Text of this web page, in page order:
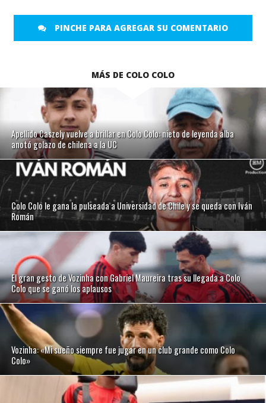
PINCHE PARA AGREGAR SU COMENTARIO
MÁS DE COLO COLO
Apellido Caszely vuelve a brillar en Colo Colo: nieto de leyenda alba
anotó golazo de chilena a la UC
Colo Colo le gana la pulseada a Universidad de Chile y se queda con Iván
Román
El gran gesto de Vozinha con Gabriel Maureira tras su llegada a Colo
Colo que se ganó los aplausos
Vozinha: «Mi sueño siempre fue jugar en un club grande como Colo
Colo»